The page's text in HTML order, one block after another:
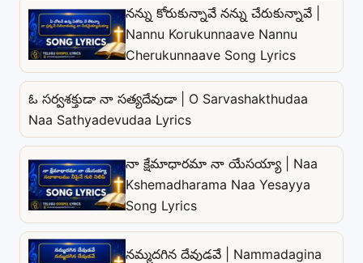
నన్ను కోరుకున్నావే నన్ను చేరుకున్నావే |
Nannu Korukunnaave Nannu
Cherukunnaave Song Lyrics
ఓ సర్వశక్తుడా నా సత్యదేవుడా | O Sarvashakthudaa
Naa Sathyadevudaa Lyrics
నా క్షేమాధారమా నా యేసయ్యా | Naa
Kshemadharama Naa Yesayya
Song Lyrics
నమ్మదగిన దేవుడవే | Nammadagina